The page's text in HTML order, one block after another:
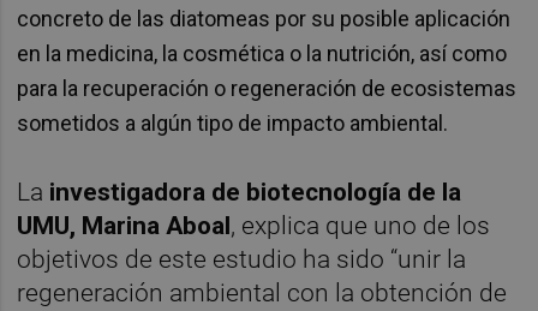
concreto de las diatomeas por su posible aplicación
en la medicina, la cosmética o la nutrición, así como
para la recuperación o regeneración de ecosistemas
sometidos a algún tipo de impacto ambiental.
La investigadora de biotecnología de la
UMU, Marina Aboal, explica que uno de los
objetivos de este estudio ha sido “unir la
regeneración ambiental con la obtención de